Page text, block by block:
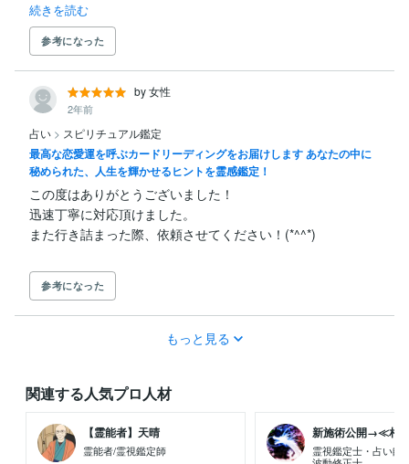
続きを読む
参考になった
by 女性
2年前
占い > スピリチュアル鑑定
最高な恋愛運を呼ぶカードリーディングをお届けします あなたの中に
秘められた、人生を輝かせるヒントを霊感鑑定！
この度はありがとうございました！
迅速丁寧に対応頂けました。
参考になった
もっと見る
関連する人気プロ人材
【霊能者】天晴
霊能者/霊視鑑定師
新施術公開→≪相
霊視鑑定士・占い師